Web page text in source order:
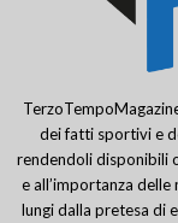
dei fatti sportivi e
rendendoli disponibili
e all’importanza
lungi dalla pretesa di